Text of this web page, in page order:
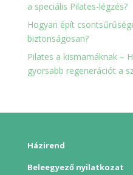
a speciális Pilates-légzés?
Hogyan épít
biztonságosan?
Pilates a kismamáknak –
gyorsabb regenerációt a
Házirend
Beleegyező nyilatkozat